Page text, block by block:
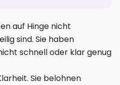
auf Hinge nicht
sind. Sie haben
schnell oder klar genug
Sie belohnen